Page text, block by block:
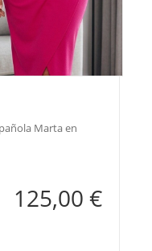
Marta en
125,00 €